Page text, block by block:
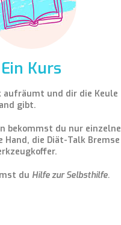
Ein Kurs
aufräumt und dir die Keule
gibt.
bekommst du nur einzelne
Hand, die Diät-Talk Bremse
du Hilfe zur Selbsthilfe.